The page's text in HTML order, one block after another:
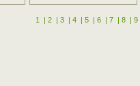
1 | 2 | 3 | 4 | 5 | 6 | 7 | 8 | 9